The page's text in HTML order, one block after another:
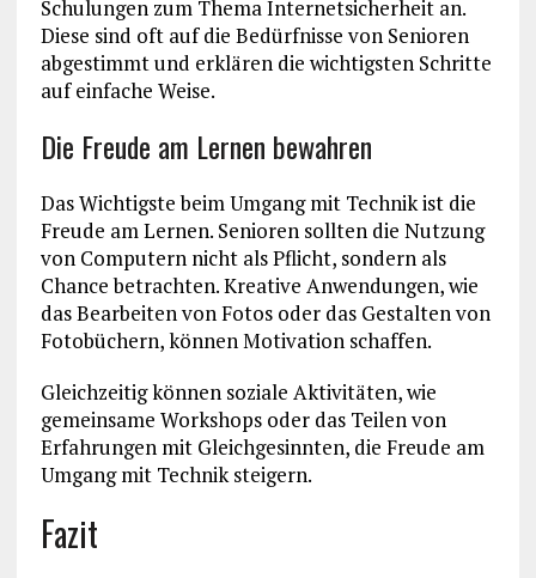
Schulungen zum Thema Internetsicherheit an.
Diese sind oft auf die Bedürfnisse von Senioren
abgestimmt und erklären die wichtigsten Schritte
auf einfache Weise.
Die Freude am Lernen bewahren
Das Wichtigste beim Umgang mit Technik ist die
Freude am Lernen. Senioren sollten die Nutzung
von Computern nicht als Pflicht, sondern als
Chance betrachten. Kreative Anwendungen, wie
das Bearbeiten von Fotos oder das Gestalten von
Fotobüchern, können Motivation schaffen.
Gleichzeitig können soziale Aktivitäten, wie
gemeinsame Workshops oder das Teilen von
Erfahrungen mit Gleichgesinnten, die Freude am
Umgang mit Technik steigern.
Fazit